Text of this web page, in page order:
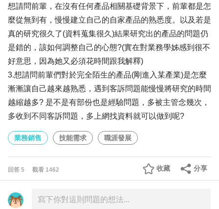
想請問前輩，在沒有任何產品相關基礎背景下，前輩都是怎
麼從無到有，慢慢建立自己的自家產品的熟悉度。以及若是
真的研究很久了(資料蒐集很久)結果研究出的產品的問題仍
是錯的，該如何調整自己的心態?(實在對業務學姊感到很不
好意思，因為她又必須花時間跟我解釋)
3.想請問前輩們對於完全陌生的產品(剛進入某產業)是怎麼
漸漸讓自己越來越熟悉，遇到客訴問題能慢慢將研究的時間
越縮越多? 是不是有部份也是經驗問題，多被主管念幾次，
多收到不同客訴問題，多上網找資料就可以做到呢?
業務銷售 技能需求 職涯發展
回答 5 觀看 1462 分享
收藏